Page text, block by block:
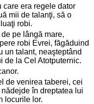
care era regele dator
mii de talanţi, să o
robi.
pe lângă mare,
robi Evrei, făgăduind
un talant, neaşteptând
de la Cel Atotputernic.
de venirea taberei, cei
în dreptatea lui
locurile lor.